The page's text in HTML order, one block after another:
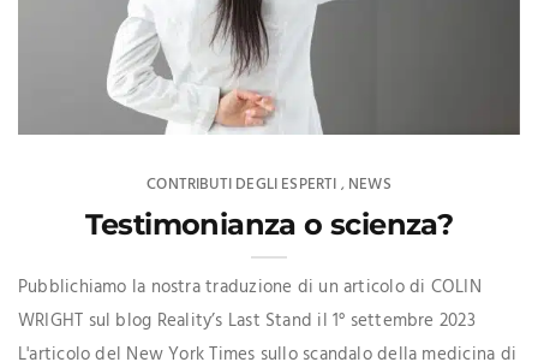
CONTRIBUTI DEGLI ESPERTI , NEWS
Testimonianza o scienza?
Pubblichiamo la nostra traduzione di un articolo di COLIN
WRIGHT sul blog Reality’s Last Stand il 1° settembre 2023
L'articolo del New York Times sullo scandalo della medicina di